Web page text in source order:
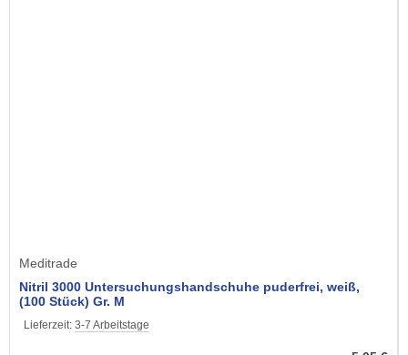
Meditrade
Nitril 3000 Untersuchungshandschuhe puderfrei, weiß,
(100 Stück) Gr. M
Lieferzeit: 3-7 Arbeitstage